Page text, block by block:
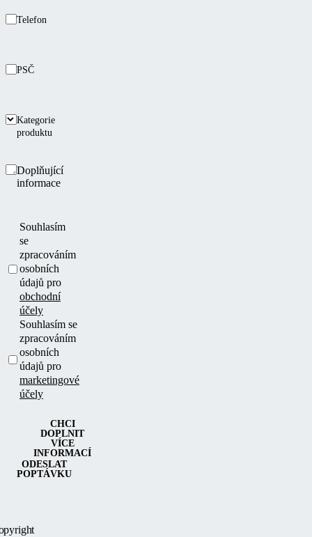
Telefon
PSČ
Kategorie
produktu
Doplňující
informace
Souhlasím
se
zpracováním
osobních
údajů pro
obchodní
účely
Souhlasím se
zpracováním
osobních
údajů pro
marketingové
účely
ODESLAT
POPTÁVKU
CHCI
DOPLNIT
VÍCE
INFORMACÍ